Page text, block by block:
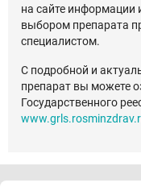
на сайте информации
выбором препарата
специалистом.
С подробной и
препарат вы можете
Государственного